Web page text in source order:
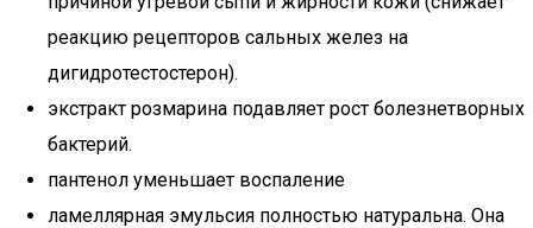
реакцию рецепторов сальных желез на
дигидротестостерон).
экстракт розмарина подавляет рост болезнетворных
бактерий.
пантенол уменьшает воспаление
ламеллярная эмульсия полностью натуральна. Она